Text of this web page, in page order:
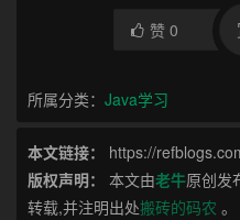
赞 0
所属分类： Java学习
本文链接：
https://
版权声明：
本文由老牛原创发
转载,并注明出处搬砖的码农 。